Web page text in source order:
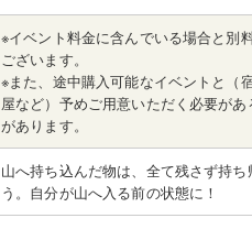
※イベント料金に含んでいる場合と別
ございます。
※また、途中購入可能なイベントと（
屋など）予めご用意いただく必要が
があります。
山へ持ち込んだ物は、全て残さず持
う。自分が山へ入る前の状態に！